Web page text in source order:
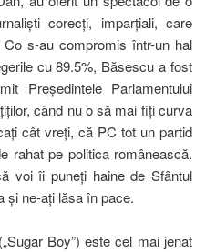
corecţi, imparţiali, care
s-au compromis într-un hal
cu 89.5%, Băsescu a fost
Preşedintele Parlamentului
când nu o să mai fiţi curva
cât vreţi, că PC tot un partid
rahat pe politica românească.
voi îi puneţi haine de Sfântul
şi ne-aţi lăsa în pace.
Boy”) este cel mai jenat